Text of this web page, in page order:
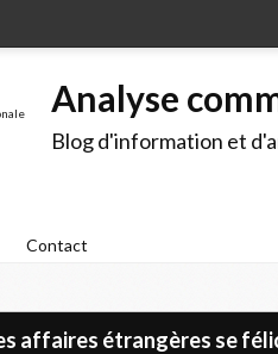
Analyse
Blog d'information et
Contact
affaires étrangères se